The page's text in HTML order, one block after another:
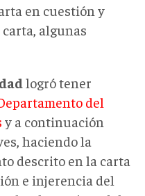
en cuestión y
algunas
logró tener
del
y a continuación
haciendo la
descrito en la carta
e injerencia del